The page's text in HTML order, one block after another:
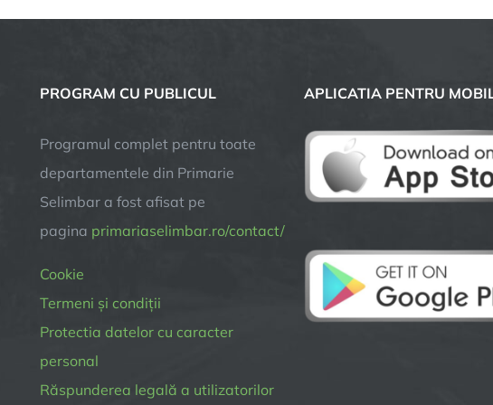
PROGRAM CU PUBLICUL
Programul complet pentru toate
departamentele din Primarie
Selimbar a fost afisat pe
pagina primariaselimbar.ro/contact/
Cookie
Termeni și condiții
Protectia datelor cu caracter
personal
Răspunderea legală a utilizatorilor
APLICATIA PENTRU